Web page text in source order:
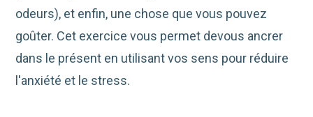
odeurs), et enfin, une chose que vous pouvez
goûter. Cet exercice vous permet devous ancrer
dans le présent en utilisant vos sens pour réduire
l'anxiété et le stress.